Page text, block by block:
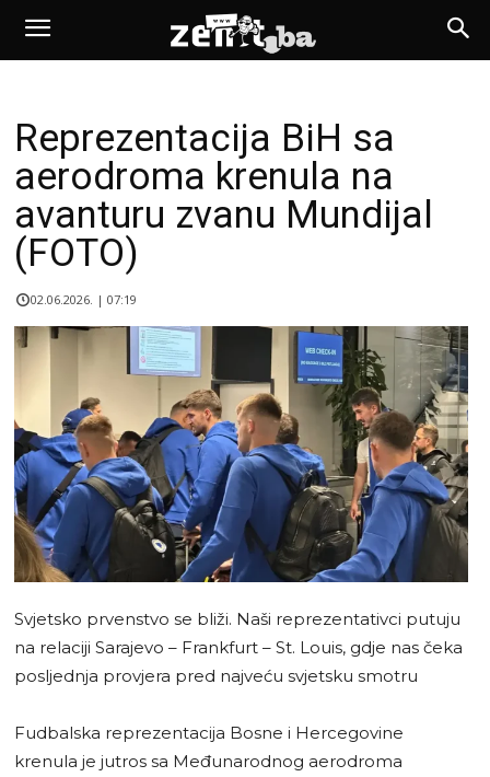
Reprezentacija BiH sa
aerodroma krenula na
avanturu zvanu Mundijal
(FOTO)
02.06.2026. | 07:19
Svjetsko prvenstvo se bliži. Naši reprezentativci putuju
na relaciji Sarajevo – Frankfurt – St. Louis, gdje nas čeka
posljednja provjera pred najveću svjetsku smotru
Fudbalska reprezentacija Bosne i Hercegovine
krenula je jutros sa Međunarodnog aerodroma